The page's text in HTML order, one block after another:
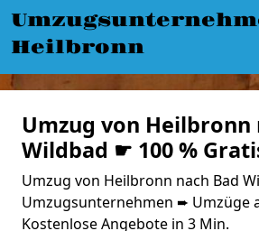
Heilbronn
Umzug von Heilbronn
Wildbad ☛ 100 %
Umzug von Heilbronn nach Bad
Umzugsunternehmen ➨ Umzüge
Kostenlose Angebote in 3 Min.